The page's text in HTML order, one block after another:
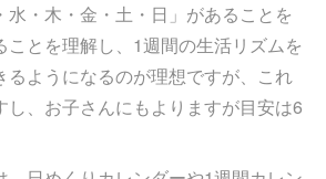
水・木・金・土・日」があることを
ことを理解し、1週間の生活リズムを
るようになるのが理想ですが、これ
し、お子さんにもよりますが目安は6